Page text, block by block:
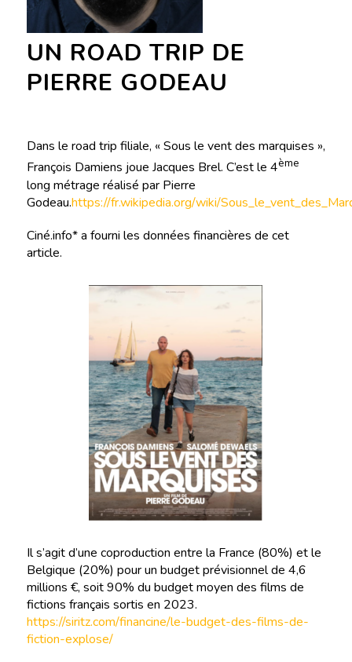
UN ROAD TRIP DE
PIERRE GODEAU
Dans le road trip filiale, « Sous le vent des marquises »,
François Damiens joue Jacques Brel. C’est le 4ème
long métrage réalisé par Pierre
Godeau.https://fr.wikipedia.org/wiki/
Ciné.info* a fourni les données financières de cet
article.
Il s’agit d’une coproduction entre la France (80%) et le
Belgique (20%) pour un budget prévisionnel de 4,6
millions €, soit 90% du budget moyen des films de
fictions français sortis en 2023.
https://siritz.com/financine/le-budget-des-films-de-
fiction-explose/